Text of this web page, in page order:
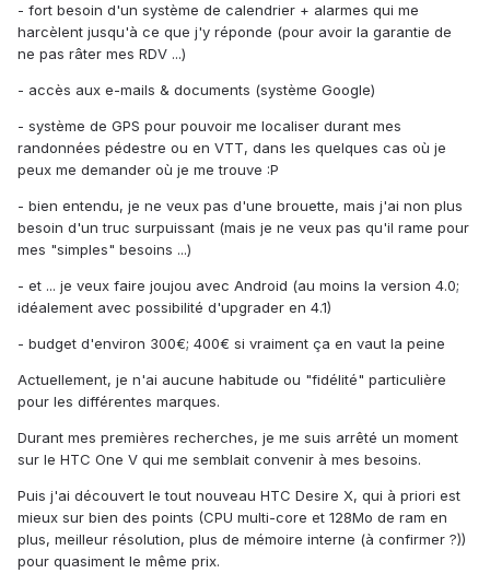
- fort besoin d'un système de calendrier + alarmes qui me
harcèlent jusqu'à ce que j'y réponde (pour avoir la garantie de
ne pas râter mes RDV ...)
- accès aux e-mails & documents (système Google)
- système de GPS pour pouvoir me localiser durant mes
randonnées pédestre ou en VTT, dans les quelques cas où je
peux me demander où je me trouve :P
- bien entendu, je ne veux pas d'une brouette, mais j'ai non plus
besoin d'un truc surpuissant (mais je ne veux pas qu'il rame pour
mes "simples" besoins ...)
- et ... je veux faire joujou avec Android (au moins la version 4.0;
idéalement avec possibilité d'upgrader en 4.1)
- budget d'environ 300€; 400€ si vraiment ça en vaut la peine
Actuellement, je n'ai aucune habitude ou "fidélité" particulière
pour les différentes marques.
Durant mes premières recherches, je me suis arrêté un moment
sur le HTC One V qui me semblait convenir à mes besoins.
Puis j'ai découvert le tout nouveau HTC Desire X, qui à priori est
mieux sur bien des points (CPU multi-core et 128Mo de ram en
plus, meilleur résolution, plus de mémoire interne (à confirmer ?))
pour quasiment le même prix.